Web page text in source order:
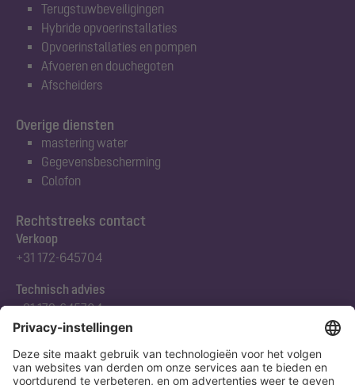
Terugstuwbeveiligingen
Hybride opvoerinstallaties
Opvoerinstallaties en pompen
Afvoeren en douchegoten
Afscheiders
Rechtstreeks contact
Verkoop
+31 172-645704
Technisch advies
+31 172-645704
Abonneert u zich op onze nieuwsbrief
Overige diensten
mastering water
Gegevensbescherming
Colofon